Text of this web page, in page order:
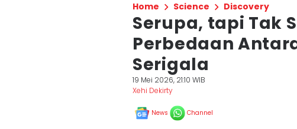
Home Science Discovery
Serupa, tapi Tak
Perbedaan
Serigala
19 Mei 2026, 21:10 WIB
Xehi Dekirty
News Channel